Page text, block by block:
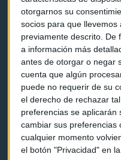
otorgarnos su
socios para que
previamente descrito. De
a información más
antes de otorgar o negar
cuenta que algún
puede no requerir de su
el derecho de rechazar
preferencias se aplicarán
cambiar sus preferencias
cualquier momento
el botón "Privacidad" en